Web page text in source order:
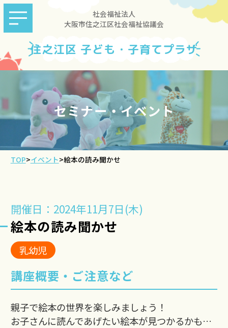
社会福祉法人
大阪市住之江区社会福祉協議会
住之江区 子ども・子育てプラザ
セミナー・イベント
TOP>イベント>絵本の読み聞かせ
開催日：2024年11月7日(木)
絵本の読み聞かせ
乳幼児
講座概要・ご注意など
親子で絵本の世界を楽しみましょう！
お子さんに読んであげたい絵本が見つかるかも…